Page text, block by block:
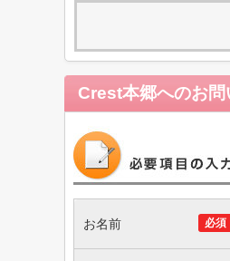
Crest本郷へのお
必須
お名前